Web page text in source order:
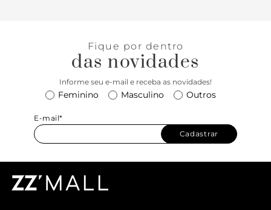
Fique por dentro
das novidades
Informe seu e-mail e receba as novidades!
Feminino Masculino Outros
E-mail*
Cadastrar